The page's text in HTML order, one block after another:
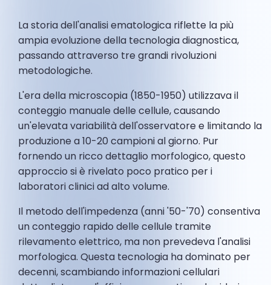
La storia dell'analisi ematologica riflette la più
ampia evoluzione della tecnologia diagnostica,
passando attraverso tre grandi rivoluzioni
metodologiche.
L'era della microscopia (1850-1950) utilizzava il
conteggio manuale delle cellule, causando
un'elevata variabilità dell'osservatore e limitando la
produzione a 10-20 campioni al giorno. Pur
fornendo un ricco dettaglio morfologico, questo
approccio si è rivelato poco pratico per i
laboratori clinici ad alto volume.
Il metodo dell'impedenza (anni '50-'70) consentiva
un conteggio rapido delle cellule tramite
rilevamento elettrico, ma non prevedeva l'analisi
morfologica. Questa tecnologia ha dominato per
decenni, scambiando informazioni cellulari